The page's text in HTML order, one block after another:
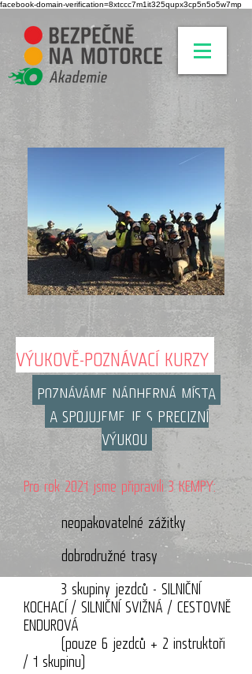
facebook-domain-verification=8xtccc7m1it325qupx3cp5n5o5w7mp
VÝUKOVĚ-POZNÁVACÍ KURZY
POZNÁVÁME NÁDHERNÁ MÍSTA
A SPOJUJEME JE S PRECIZNÍ
VÝUKOU
Pro rok 2021 jsme připravili 3 KEMPY:
neopakovatelné zážitky
dobrodružné trasy
3 skupiny jezdců - SILNIČNÍ
KOCHACÍ / SILNIČNÍ SVIŽNÁ / CESTOVNĚ
ENDUROVÁ
(pouze 6 jezdců + 2 instruktoři
/ 1 skupinu)